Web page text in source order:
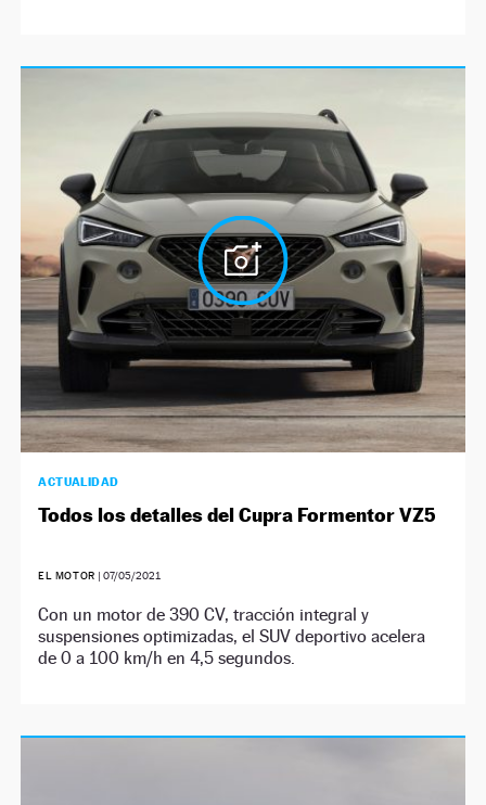
ACTUALIDAD
Todos los detalles del Cupra Formentor VZ5
EL MOTOR |07/05/2021
Con un motor de 390 CV, tracción integral y
suspensiones optimizadas, el SUV deportivo acelera
de 0 a 100 km/h en 4,5 segundos.